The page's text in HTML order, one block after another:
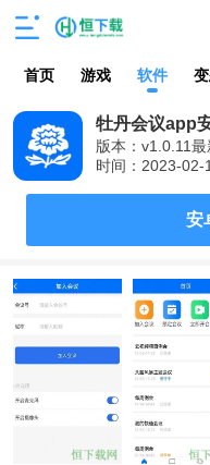
首页 游戏 软件
牡丹会议app
版本：v1.0.11最
时间：2023-02-
安